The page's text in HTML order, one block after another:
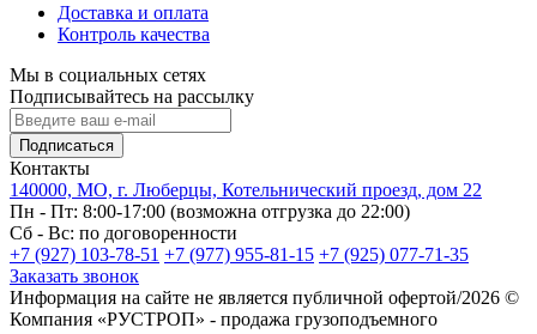
Доставка и оплата
Контроль качества
Мы в социальных сетях
Подписывайтесь на рассылку
Подписаться
Контакты
140000, МО, г. Люберцы, Котельнический проезд, дом 22
Пн - Пт: 8:00-17:00 (возможна отгрузка до 22:00)
Сб - Вс: по договоренности
+7 (927) 103-78-51 +7 (977) 955-81-15 +7 (925) 077-71-35
Заказать звонок
Информация на сайте не является публичной офертой/2026 ©
Компания «РУСТРОП» - продажа грузоподъемного